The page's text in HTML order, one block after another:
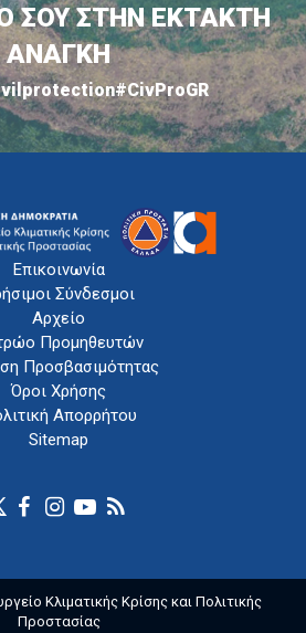
ΣΟΥ ΣΤΗΝ ΕΚΤΑΚΤΗ
ΑΝΑΓΚΗ
#CivProGR
Επικοινωνία
Σύνδεσμοι
Αρχείο
Προμηθευτών
Προσβασιμότητας
Όροι Χρήσης
Απορρήτου
Sitemap
Κλιματικής Κρίσης και Πολιτικής
Προστασίας